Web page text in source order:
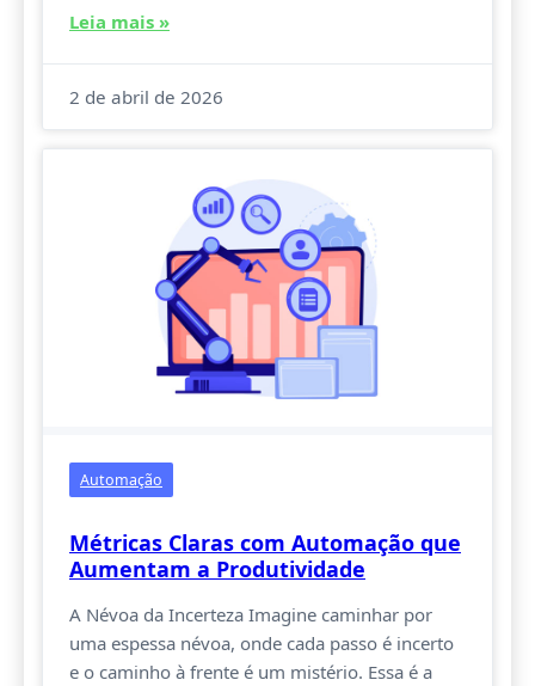
Leia mais »
2 de abril de 2026
Automação
Métricas Claras com Automação que
Aumentam a Produtividade
A Névoa da Incerteza Imagine caminhar por
uma espessa névoa, onde cada passo é incerto
e o caminho à frente é um mistério. Essa é a